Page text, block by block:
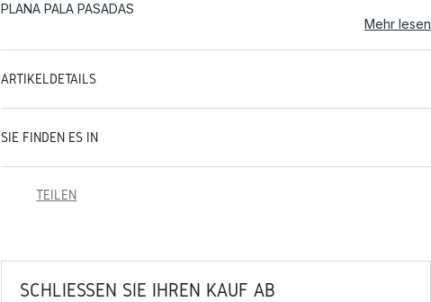
PLANA PALA PASADAS
Mehr lesen
ARTIKELDETAILS
SIE FINDEN ES IN
TEILEN
SCHLIESSEN SIE IHREN KAUF AB